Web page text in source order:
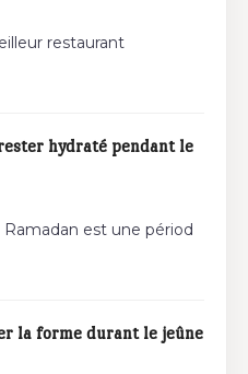
restaurant
hydraté pendant le
est une périod
la forme durant le jeûne